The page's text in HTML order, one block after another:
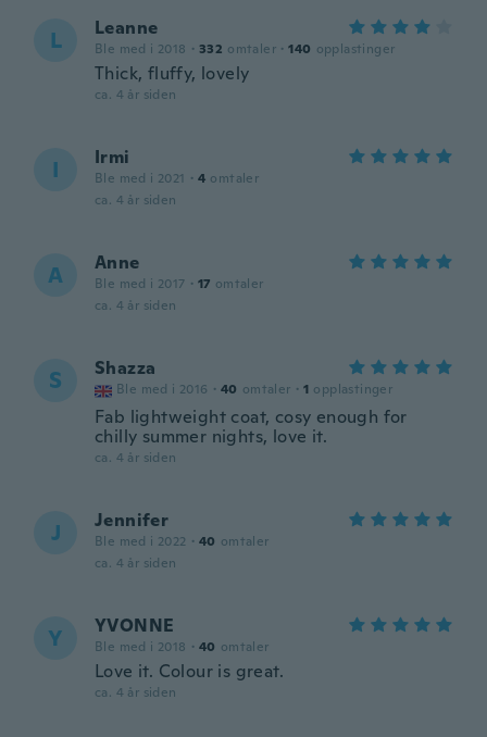
L Leanne
Ble med i 2018 · 332 omtaler · 140 opplastinger
Thick, fluffy, lovely
ca. 4 år siden
I Irmi
Ble med i 2021 · 4 omtaler
ca. 4 år siden
A Anne
Ble med i 2017 · 17 omtaler
ca. 4 år siden
S Shazza
Ble med i 2016 · 40 omtaler · 1 opplastinger
Fab lightweight coat, cosy enough for
chilly summer nights, love it.
ca. 4 år siden
J Jennifer
Ble med i 2022 · 40 omtaler
ca. 4 år siden
Y YVONNE
Ble med i 2018 · 40 omtaler
Love it. Colour is great.
ca. 4 år siden